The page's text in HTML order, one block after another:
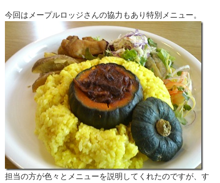
今回はメープルロッジさんの協力もあり特別メニュー。
担当の方が色々とメニューを説明してくれたのですが、す